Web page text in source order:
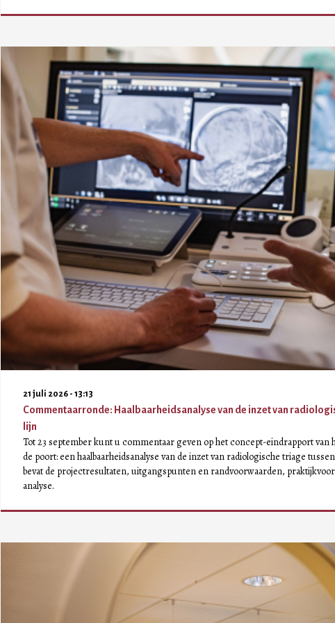
21 juli 2026 - 13:13
Commentaarronde: Haalbaarheidsanalyse van de inzet van
lijn
Tot 23 september kunt u commentaar geven op het concept-eindrapport van
de poort: een haalbaarheidsanalyse van de inzet van radiologische triage
bevat de projectresultaten, uitgangspunten en randvoorwaarden,
analyse.